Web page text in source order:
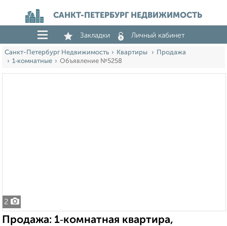
САНКТ-ПЕТЕРБУРГ НЕДВИЖИМОСТЬ
Закладки Личный кабинет
Санкт-Петербург Недвижимость Квартиры
Продажа
1‑комнатные
Объявление №5258
2
Продажа: 1‑комнатная квартира,